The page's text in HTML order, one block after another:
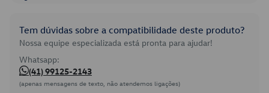
Tem dúvidas sobre a compatibilidade deste produto?
Nossa equipe especializada está pronta para ajudar!
Whatsapp:
(41) 99125-2143
(apenas mensagens de texto, não atendemos ligações)